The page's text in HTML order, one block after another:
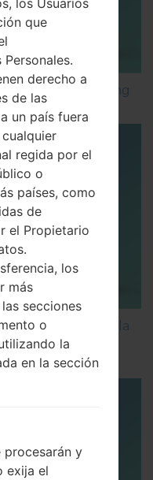
para Samsung
Desarrollador y la
Samsung?
los Usuarios
que
derecho a
de las
un país fuera
regida por el
o
países, como
de
el Propietario
los
más
secciones
o
la
en la sección
procesarán y
exija el